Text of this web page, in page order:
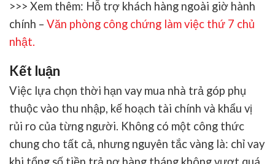
>>> Xem thêm: Hỗ trợ khách hàng ngoài giờ hành
chính – Văn phòng công chứng làm việc thứ 7 chủ
nhật.
Kết luận
Việc lựa chọn thời hạn vay mua nhà trả góp phụ
thuộc vào thu nhập, kế hoạch tài chính và khẩu vị
rủi ro của từng người. Không có một công thức
chung cho tất cả, nhưng nguyên tắc vàng là: chỉ vay